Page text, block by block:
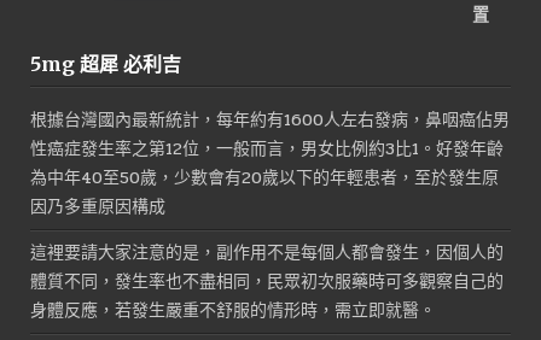
格：
5mg 超犀 必利吉
根據台灣國內最新統計，每年約有1600人左右發病，鼻咽癌佔男
性癌症發生率之第12位，一般而言，男女比例約3比1。好發年齡
為中年40至50歲，少數會有20歲以下的年輕患者，至於發生原
因乃多重原因構成
這裡要請大家注意的是，副作用不是每個人都會發生，因個人的
體質不同，發生率也不盡相同，民眾初次服藥時可多觀察自己的
身體反應，若發生嚴重不舒服的情形時，需立即就醫。